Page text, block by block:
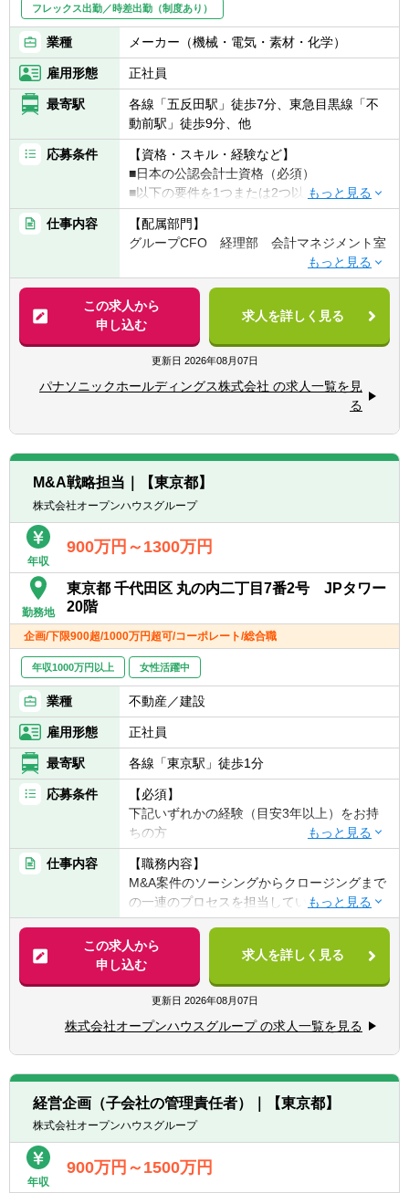
■グループ全体の資金効率最大化に向けた財
務戦略の立案・実行
・資本効率・キャッシュフロー最適化に向け
た施策検討
・事業拡大に必要となる財務戦略・資金施策
の立案
■その他、経営企画／管理会計／財務戦略に
関連する業務全般
【組織について】
■経理財務統括部は「単体経理財務室」と
「連結経理財務部」で構成されていますが、
組織の垣根を越えて情報共有・業務連携を積
極的に行う一体的なチームです。
■組織は約15名で構成されており、うち5名は
大手監査法人出身の公認会計士です。
■また、法務部門には複数の弁護士が在籍し
ており、日常的に専門知識に触れ、学び続け
【キャリアパス】
■成長を続ける当社のビジネス最前線に関わ
る部門と連携し、新規事業の検討や事業構造
の理解など、経営に直結する業務に携わる機
会が多数あります。
ンを行うため、高い視座での意思決定プロセ
スに触れ、論理的思考力・経営感覚が磨かれ
る環境です。
査法人や税理士など多様なプロフェッショナ
ルと協働する機会が豊富で、専門性とビジネ
ス知識をバランスよく伸ばせます。
■弊社は連結決算にIFRSを適用しており、
IFRSの知識・実務経験を習得できる希少な学
習機会があります。
【魅力】
①経営に極めて近いポジションで、意思決定
の中枢を担える
経営層へのレポーティング・議論の機会が多
く、“経営が何を考え、どの情報で判断し、ど
う事業を動かしていくか”を最前線で体感でき
る環境です。財務数値の解釈だけでなく、経
営視点の判断力が磨かれます。
②経企 × 管理会計 × 財務戦略を横断し、“経
営基盤をつくる側”へ回れる
1つの機能に閉じず、中期経営計画、事業別
PL分析、KPI設計、財務戦略といった 企業成
長の根幹をつくる領域を一気通貫で担当でき
キルセットが身につきます。
フレックス出勤／時差出勤（制度あり）
業種 メーカー（機械・電気・素材・化学）
雇用形態 正社員
最寄駅
各線「五反田駅」徒歩7分、東急目黒線「不
動前駅」徒歩9分、他
応募条件
【資格・スキル・経験など】
■日本の公認会計士資格（必須）
■以下の要件を1つまたは2つ以上満たすこと
が望ましい
┗大手監査法人（BIG4）におけるマネージャ
ー相当以上の経験
┗上場会社（IFRS採用会社）本社における連
結決算責任者または高度会計分野での豊富な
経験
┗高い英語コミュニケーション能力
【人柄・コンピテンシー】
■高いコミュニケーション能力と積極性で、
■自己観照能力の高い方
仕事内容
【配属部門】
グループCFO 経理部 会計マネジメント室
【職務内容】
■会計マネジメント室のミッション
同社グループは事業会社制のもと多くの事業
をグローバルに展開しています。その中で、
上場会社として市場とのコミュニケーション
に不可欠なグループ連結決算・法定開示を担
う部門として、私たちの組織は、会計専門性
をフルに発揮して、会計ガバナンス（正しい
決算・正しい開示）を担保し、事業経営のお
役立ちに貢献していくことがミッションで
す。
【募集背景】
等）の会計課題に対応できる専門知識を有す
■上場会社としての決算発表・法定開示に必
要なグループ連結決算（IFRS）の全体進捗管
理、組織全体の業務効率化推進、グループ重
要会計論点対応（課題把握・解決策検討・監
査法人調整等）において中心的役割を担う
■将来の組織責任者候補としても期待
【具体的な仕事内容】
■グループ連結決算業務の実務取り纏め
┗全体進捗管理
┗高難度連結話題対応
┗業務見直し効率化推進等
■グループ経営方針や取組み、事業内容を十
分に理解したうえでの最適な会計処理検討、
監査法人との協議
■グループ内に多様な事業をもつため、様々
な会計課題・会計処理を経験することで、幅
広い会計専門性を身に着けることができま
す。
■経営管理の実践として、単なる決算・会計
処理の対応にとどまらない、経営方針や取組
が身に着くと共に、将来的な業務の幅も広が
ります。
【職場の雰囲気】
■半数が会計専門性を保有するキャリア入社
この求人から
申し込む
求人を詳しく見る
更新日 2026年08月07日
パナソニックホールディングス株式会社 の求人一覧を見
る
M&A戦略担当｜【東京都】
株式会社オープンハウスグループ
年収
900万円～1300万円
勤務地
東京都 千代田区 丸の内二丁目7番2号 JPタワー
20階
企画/下限900超/1000万円超可/コーポレート/総合職
年収1000万円以上 女性活躍中
業種 不動産／建設
雇用形態 正社員
最寄駅 各線「東京駅」徒歩1分
応募条件
【必須】
下記いずれかの経験（目安3年以上）をお持
ちの方
1．事業会社でのM&A実務経験
・企画立案からデューデリジェンスの主
導、クロージングまでの一連の実務経験。
2．FAS、投資銀行、証券会社等でのM&Aア
ドバイザリー経験
・財務モデリング、バリュエーション、契
約交渉の支援経験。
3．コンサルティングファームでの戦略策
定・M&A支援経験
・財務諸表分析、市場調査、ビジネスDD等
【あれば尚可】
・会計、税務の知識（公認会計士、税理士
等）
・ビジネスレベルの英語力（目安：
TOEIC800以上）
仕事内容
【職務内容】
M&A案件のソーシングからクロージングまで
の一連のプロセスを担当していただきます。
グループ全体の投資案件を少人数で一手に担
うため、CFOと密に連携しながら、経営への
インパクトの大きい案件にダイレクトに関わ
ることができます。
【具体的には】
・案件発掘・ソーシング（国内外）
・持ち込み案件の初期判断
・案件の初期評価・分析
・社外専門家を巻き込んでのクロージングま
でのプロジェクトマネジメント
・経営層や社内会議体への報告・提案
署との連携
この求人から
申し込む
求人を詳しく見る
更新日 2026年08月07日
株式会社オープンハウスグループ の求人一覧を見る
経営企画（子会社の管理責任者）｜【東京都】
株式会社オープンハウスグループ
年収
900万円～1500万円